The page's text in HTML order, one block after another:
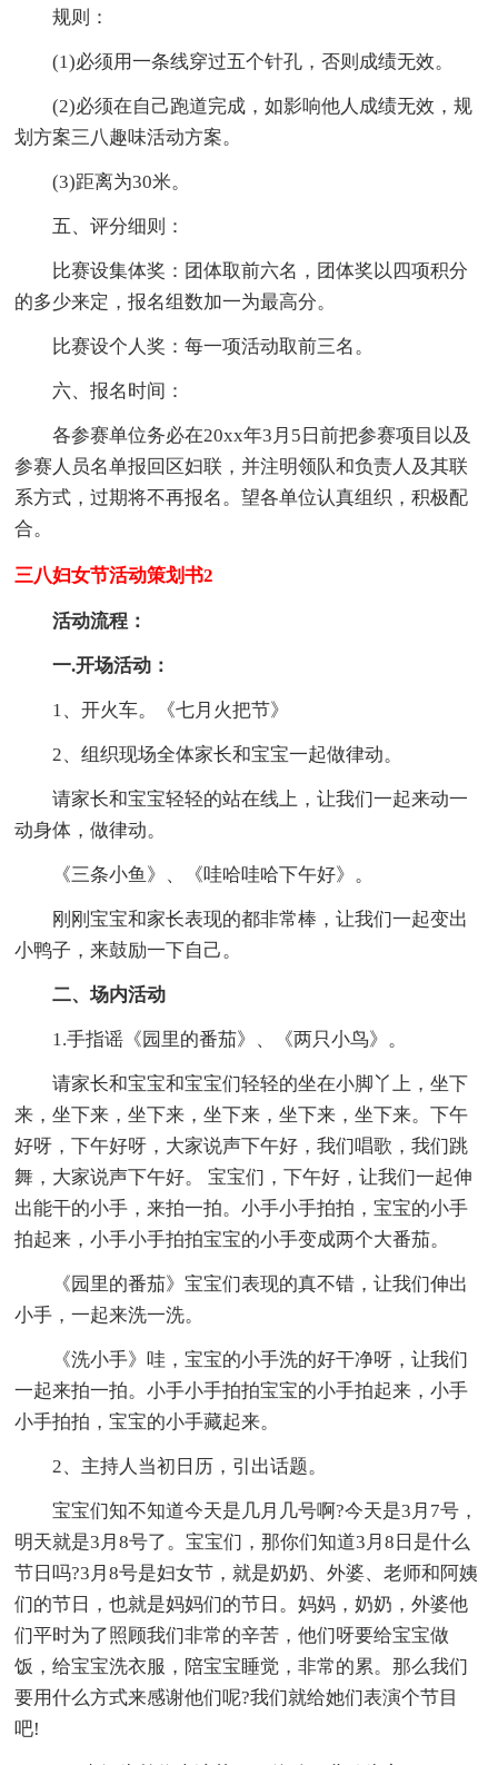
规则：
(1)必须用一条线穿过五个针孔，否则成绩无效。
(2)必须在自己跑道完成，如影响他人成绩无效，规
划方案三八趣味活动方案。
(3)距离为30米。
五、评分细则：
比赛设集体奖：团体取前六名，团体奖以四项积分
的多少来定，报名组数加一为最高分。
比赛设个人奖：每一项活动取前三名。
六、报名时间：
各参赛单位务必在20xx年3月5日前把参赛项目以及
参赛人员名单报回区妇联，并注明领队和负责人及其联
系方式，过期将不再报名。望各单位认真组织，积极配
合。
三八妇女节活动策划书2
活动流程：
一.开场活动：
1、开火车。《七月火把节》
2、组织现场全体家长和宝宝一起做律动。
请家长和宝宝轻轻的站在线上，让我们一起来动一
动身体，做律动。
《三条小鱼》、《哇哈哇哈下午好》。
刚刚宝宝和家长表现的都非常棒，让我们一起变出
小鸭子，来鼓励一下自己。
二、场内活动
1.手指谣《园里的番茄》、《两只小鸟》。
请家长和宝宝和宝宝们轻轻的坐在小脚丫上，坐下
来，坐下来，坐下来，坐下来，坐下来，坐下来。下午
好呀，下午好呀，大家说声下午好，我们唱歌，我们跳
舞，大家说声下午好。 宝宝们，下午好，让我们一起伸
出能干的小手，来拍一拍。小手小手拍拍，宝宝的小手
拍起来，小手小手拍拍宝宝的小手变成两个大番茄。
《园里的番茄》宝宝们表现的真不错，让我们伸出
小手，一起来洗一洗。
《洗小手》哇，宝宝的小手洗的好干净呀，让我们
一起来拍一拍。小手小手拍拍宝宝的小手拍起来，小手
小手拍拍，宝宝的小手藏起来。
2、主持人当初日历，引出话题。
宝宝们知不知道今天是几月几号啊?今天是3月7号，
明天就是3月8号了。宝宝们，那你们知道3月8日是什么
节日吗?3月8号是妇女节，就是奶奶、外婆、老师和阿姨
们的节日，也就是妈妈们的节日。妈妈，奶奶，外婆他
们平时为了照顾我们非常的辛苦，他们呀要给宝宝做
饭，给宝宝洗衣服，陪宝宝睡觉，非常的累。那么我们
要用什么方式来感谢他们呢?我们就给她们表演个节目
吧!